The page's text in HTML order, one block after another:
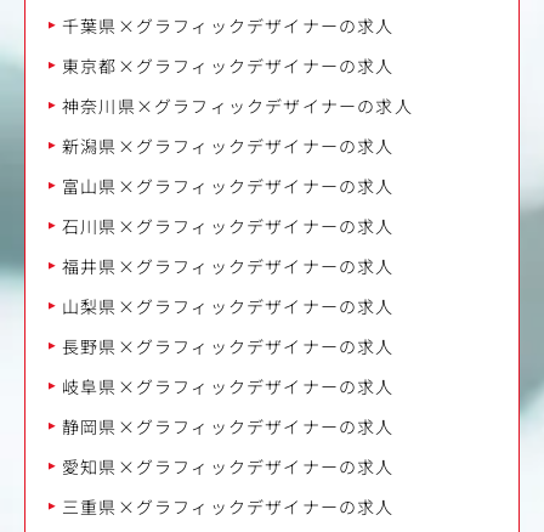
千葉県×グラフィックデザイナーの求人
東京都×グラフィックデザイナーの求人
神奈川県×グラフィックデザイナーの求人
新潟県×グラフィックデザイナーの求人
富山県×グラフィックデザイナーの求人
石川県×グラフィックデザイナーの求人
福井県×グラフィックデザイナーの求人
山梨県×グラフィックデザイナーの求人
長野県×グラフィックデザイナーの求人
岐阜県×グラフィックデザイナーの求人
静岡県×グラフィックデザイナーの求人
愛知県×グラフィックデザイナーの求人
三重県×グラフィックデザイナーの求人